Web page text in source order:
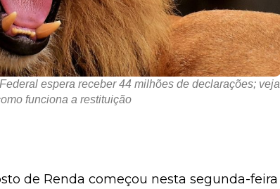
espera receber 44 milhões de declarações; veja
funciona a restituição
de Renda começou nesta segunda-feira